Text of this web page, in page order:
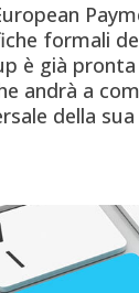
formali
è già
andrà a
della sua